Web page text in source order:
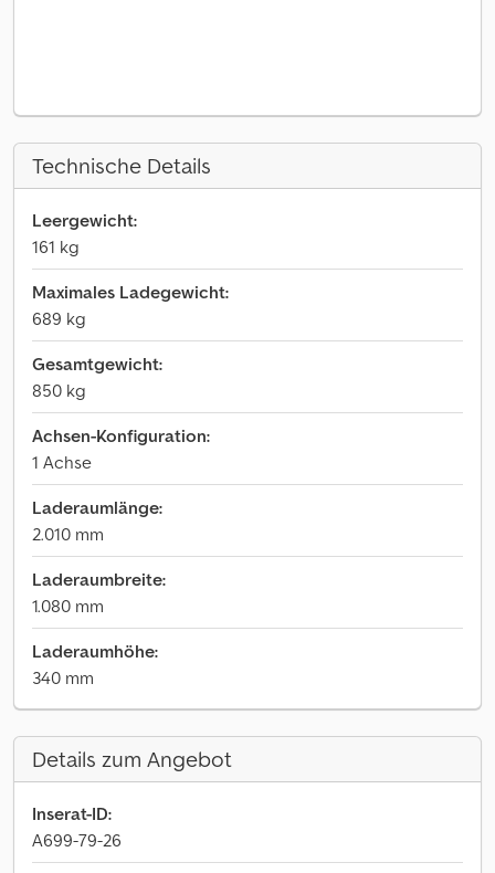
Technische Details
Leergewicht:
161 kg
Maximales Ladegewicht:
689 kg
Gesamtgewicht:
850 kg
Achsen-Konfiguration:
1 Achse
Laderaumlänge:
2.010 mm
Laderaumbreite:
1.080 mm
Laderaumhöhe:
340 mm
Details zum Angebot
Inserat-ID:
A699-79-26